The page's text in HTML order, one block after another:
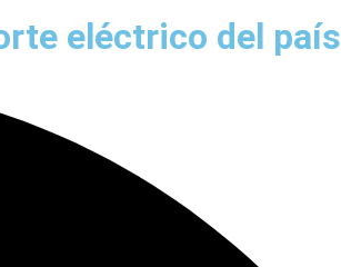
eléctrico del país